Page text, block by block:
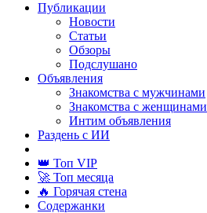
Публикации
Новости
Статьи
Обзоры
Подслушано
Объявления
Знакомства с мужчинами
Знакомства с женщинами
Интим объявления
Раздень с ИИ
👑 Топ VIP
🚀 Топ месяца
🔥 Горячая стена
Содержанки